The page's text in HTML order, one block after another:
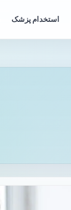
استخدام پزشک